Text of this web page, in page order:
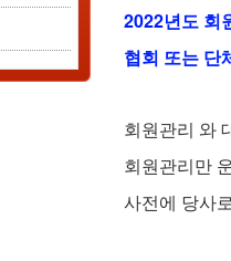
2022년도 회
협회 또는 단
회원관리 와
회원관리만
사전에 당사